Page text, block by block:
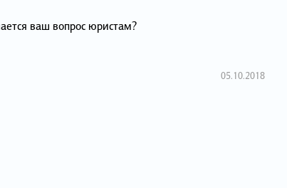
ваш вопрос юристам?
05.10.2018